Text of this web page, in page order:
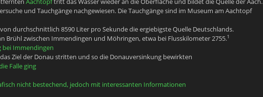
und Tauchgänge nachgewiesen. Die Tauchgänge sind im Museum am Aachtopf
durchschnittlich 8590 Liter pro Sekunde die ergiebigste Quelle Deutschlands.
Brühl zwischen Immendingen und Möhringen, etwa bei Flusskilometer 2755.1
bei Immendingen
Ziel der Donau stritten und so die Donauversinkung bewirkten
Falle ging
nicht bestechend, jedoch mit interessanten Informationen